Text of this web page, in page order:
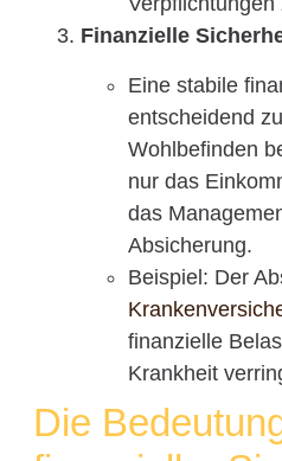
Finanzielle
Eine stabile
entscheidend
Wohlbefinden
nur das
das
Absicherung.
Beispiel: Der
finanzielle
Krankheit
Die